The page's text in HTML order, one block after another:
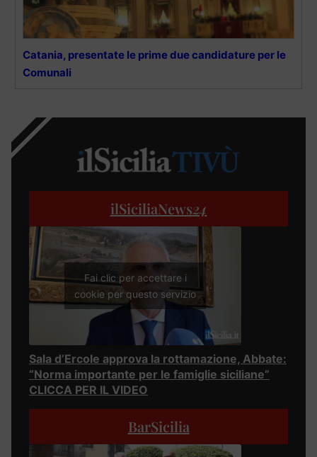
Catania, presentate le prime due candidature per le
Comunali
ilSiciliaNews24
Fai clic per accettare i
cookie per questo servizio
Sala d’Ercole approva la rottamazione, Abbate:
“Norma importante per le famiglie siciliane”
CLICCA PER IL VIDEO
BarSicilia